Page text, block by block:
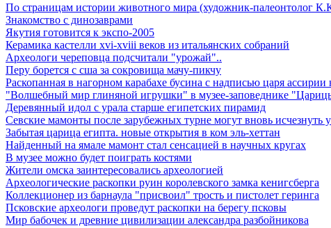
По страницам истории животного мира (художник-палеонтолог
Знакомство с динозаврами
Якутия готовится к экспо-2005
Керамика кастелли xvi-xviii веков из итальянских собраний
Археологи череповца подсчитали "урожай"..
Перу борется с сша за сокровища мачу-пикчу
Раскопанная в нагорном карабахе бусина с надписью царя ассирии
"Волшебный мир глиняной игрушки" в музее-заповеднике
Деревянный идол с урала старше египетских пирамид
Севские мамонты после зарубежных турне могут вновь исчезнуть
Забытая царица египта. новые открытия в ком эль-хеттан
Найденный на ямале мамонт стал сенсацией в научных кругах
В музее можно будет поиграть костями
Жители омска заинтересовались археологией
Археологические раскопки руин королевского замка кенигсберга
Коллекционер из барнаула "присвоил" трость и пистолет геринга
Псковские археологи проведут раскопки на берегу псковы
Мир бабочек и древние цивилизации александра разбойникова